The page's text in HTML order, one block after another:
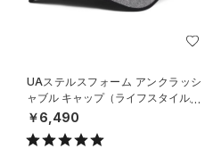
UAステルスフォーム アンクラッシ
ャブル キャップ（ライフスタイル/U
NISEX）
￥6,490